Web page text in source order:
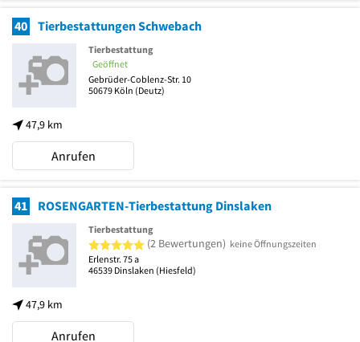
40 Tierbestattungen Schwebach
47,9 km
Tierbestattung
Geöffnet
Gebrüder-Coblenz-Str. 10
50679 Köln (Deutz)
Anrufen
41 ROSENGARTEN-Tierbestattung Dinslaken
47,9 km
Tierbestattung
5 von 5 Sternen
(2 Bewertungen) keine Öffnungszeiten
Erlenstr. 75 a
46539 Dinslaken (Hiesfeld)
Anrufen